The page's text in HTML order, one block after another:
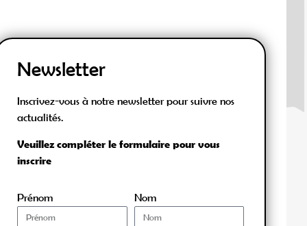
Newsletter
Inscrivez-vous à notre newsletter pour suivre nos
actualités.
Veuillez compléter le formulaire pour vous
inscrire
Prénom Nom